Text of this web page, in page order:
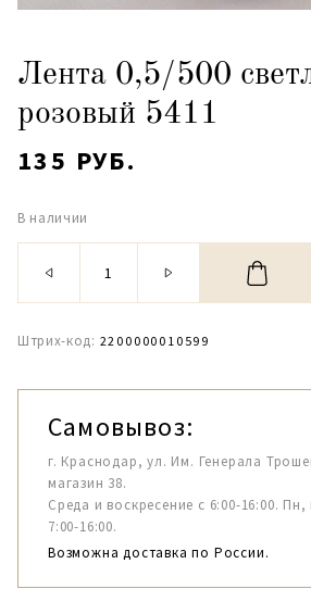
Лента 0,5/500
розовый 5411
135 РУБ.
В наличии
Штрих-код: 2200000010599
Самовывоз:
г. Краснодар, ул. Им. Генерала
магазин 38.
Среда и воскресение с 6:00-16:00.
7:00-16:00.
Возможна доставка по России.